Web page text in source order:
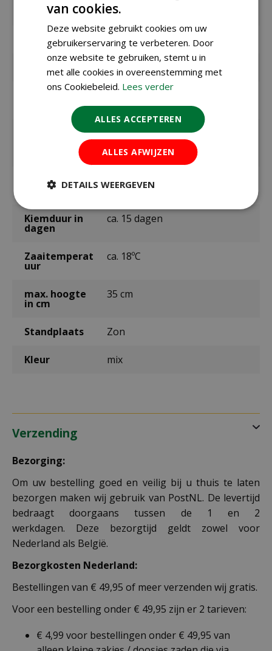
naam
Merk Sluis Garden
Inhoud 0,3 gram
glas / binnen
mei t/m juni
Bloeitijd /
oogsttijd
juni t/m september
Kiemduur in
dagen
ca. 15 dagen
Zaaitemperat
uur
ca. 18ºC
max. hoogte
in cm
35 cm
Standplaats Zon
Kleur mix
Verzending
Bezorging:
Om uw bestelling goed en veilig bij u thuis te laten
bezorgen maken wij gebruik van PostNL. De levertijd
bedraagt doorgaans tussen de 1 en 2
werkdagen. Deze bezorgtijd geldt zowel voor
Nederland als België.
Bezorgkosten Nederland:
Bestellingen van € 49,95 of meer verzenden wij gratis.
Voor een bestelling onder € 49,95 zijn er 2 tarieven:
€ 4,99 voor bestellingen onder € 49,95 van
van cookies.
Deze website gebruikt cookies om uw
gebruikerservaring te verbeteren. Door
onze website te gebruiken, stemt u in
met alle cookies in overeenstemming met
ons Cookiebeleid. Lees verder
ALLES ACCEPTEREN
ALLES AFWIJZEN
DETAILS WEERGEVEN